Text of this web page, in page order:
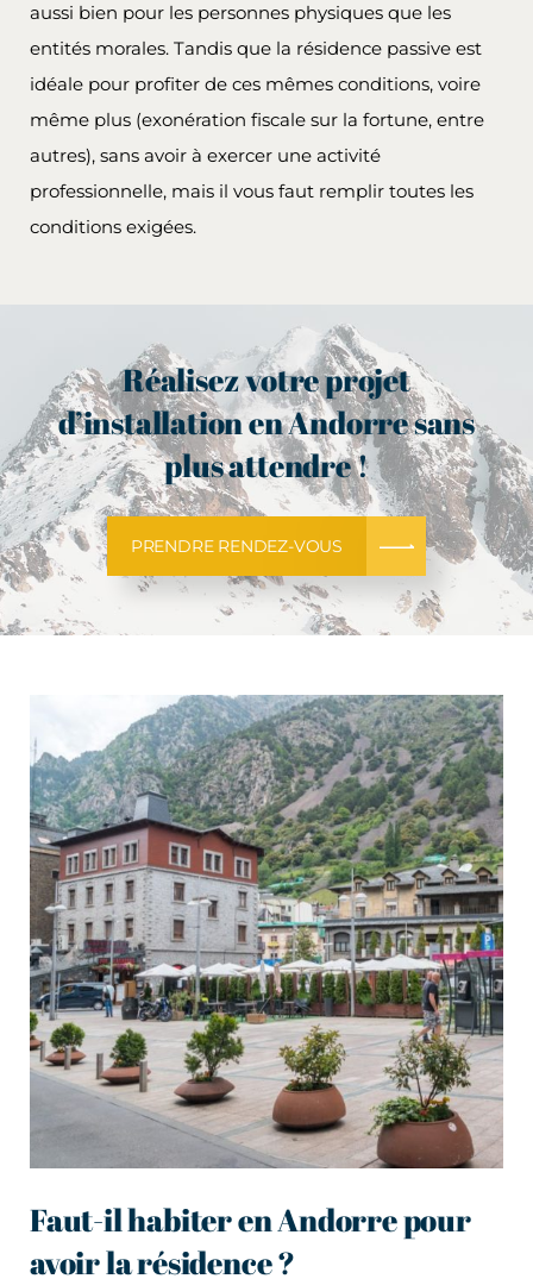
aussi bien pour les personnes physiques que les
entités morales. Tandis que la résidence passive est
idéale pour profiter de ces mêmes conditions, voire
même plus (exonération fiscale sur la fortune, entre
autres), sans avoir à exercer une activité
professionnelle, mais il vous faut remplir toutes les
conditions exigées.
Réalisez votre projet
d’installation en Andorre sans
plus attendre !
PRENDRE RENDEZ-VOUS
Faut-il habiter en Andorre pour
avoir la résidence ?